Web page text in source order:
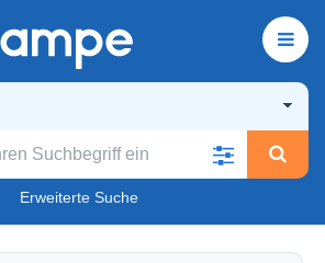
Erweiterte Suche